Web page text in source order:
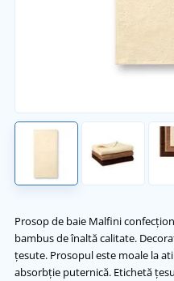
Prosop de baie Malfini
bambus de înaltă calitate.
țesute. Prosopul este moale la
absorbție puternică. Etichetă